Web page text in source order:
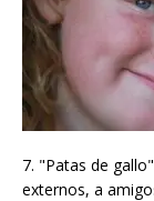
7. "Patas de
externos, a